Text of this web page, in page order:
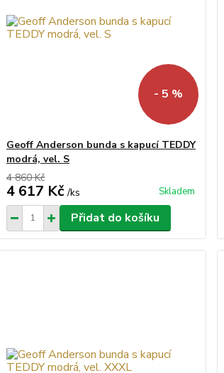
- 5 %
Geoff Anderson bunda s kapucí TEDDY
modrá, vel. S
4 860 Kč
4 617 Kč /ks Skladem
Přidat do košíku